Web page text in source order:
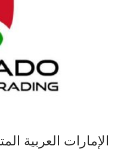
الإمارات العربية